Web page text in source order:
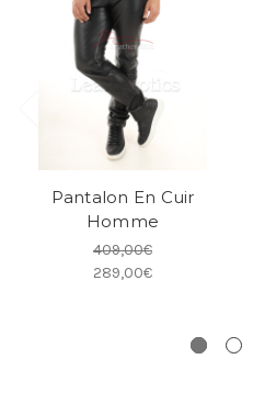
Pantalon En Cuir
Homme
409,00€
289,00€